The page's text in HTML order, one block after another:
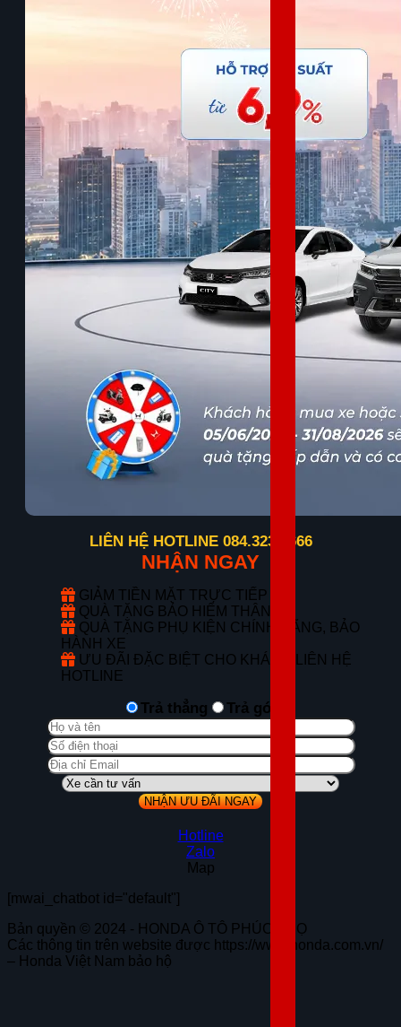
LIÊN HỆ HOTLINE 084.323.6666
NHẬN NGAY
GIẢM TIỀN MẶT TRỰC TIẾP
QUÀ TẶNG BẢO HIỂM THÂN VỎ
QUÀ TẶNG PHỤ KIỆN CHÍNH HÃNG, BẢO
HÀNH XE
ƯU ĐÃI ĐẶC BIỆT CHO KHÁCH LIÊN HỆ
HOTLINE
Trả thẳng Trả góp
Hotline
Zalo
Map
[mwai_chatbot id="default"]
Bản quyền © 2024 - HONDA Ô TÔ PHÚC THỌ
Các thông tin trên website được https://www.honda.com.vn/
– Honda Việt Nam bảo hộ